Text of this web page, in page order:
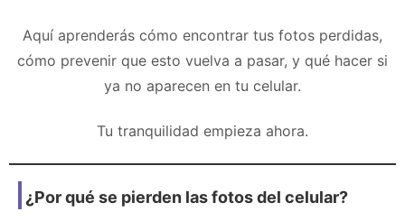
Aquí aprenderás cómo encontrar tus fotos perdidas,
cómo prevenir que esto vuelva a pasar, y qué hacer si
ya no aparecen en tu celular.
Tu tranquilidad empieza ahora.
¿Por qué se pierden las fotos del celular?